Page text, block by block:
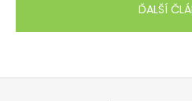
ĎALŠÍ
Z